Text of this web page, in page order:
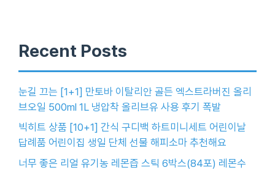
Recent Posts
눈길 끄는 [1+1] 만토바 이탈리안 골든 엑스트라버진 올리
브오일 500ml 1L 냉압착 올리브유 사용 후기 폭발
빅히트 상품 [10+1] 간식 구디백 하트미니세트 어린이날
답례품 어린이집 생일 단체 선물 해피소마 추천해요
너무 좋은 리얼 유기농 레몬즙 스틱 6박스(84포) 레몬수